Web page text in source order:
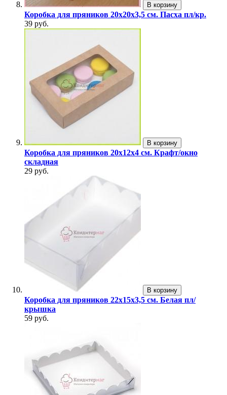
В корзину
Коробка для пряников 20х20х3,5 см. Пасха пл/кр.
39 руб.
В корзину
Коробка для пряников 20х12х4 см. Крафт/окно
складная
29 руб.
В корзину
Коробка для пряников 22х15х3,5 см. Белая пл/
крышка
59 руб.